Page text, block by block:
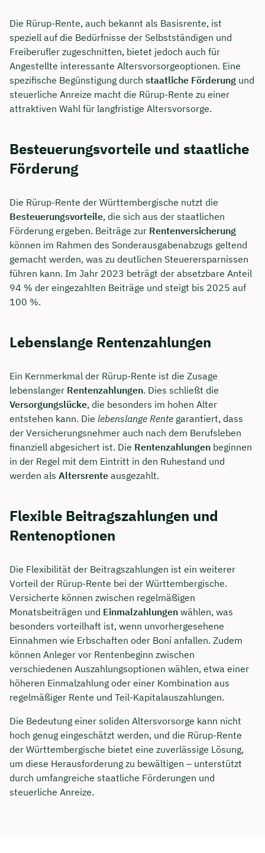
Die Rürup-Rente, auch bekannt als Basisrente, ist
speziell auf die Bedürfnisse der Selbstständigen und
Freiberufler zugeschnitten, bietet jedoch auch für
Angestellte interessante Altersvorsorgeoptionen. Eine
spezifische Begünstigung durch staatliche Förderung und
steuerliche Anreize macht die Rürup-Rente zu einer
attraktiven Wahl für langfristige Altersvorsorge.
Besteuerungsvorteile und staatliche
Förderung
Die Rürup-Rente der Württembergische nutzt die
Besteuerungsvorteile, die sich aus der staatlichen
Förderung ergeben. Beiträge zur Rentenversicherung
können im Rahmen des Sonderausgabenabzugs geltend
gemacht werden, was zu deutlichen Steuerersparnissen
führen kann. Im Jahr 2023 beträgt der absetzbare Anteil
94 % der eingezahlten Beiträge und steigt bis 2025 auf
100 %.
Lebenslange Rentenzahlungen
Ein Kernmerkmal der Rürup-Rente ist die Zusage
lebenslanger Rentenzahlungen. Dies schließt die
Versorgungslücke, die besonders im hohen Alter
entstehen kann. Die lebenslange Rente garantiert, dass
der Versicherungsnehmer auch nach dem Berufsleben
finanziell abgesichert ist. Die Rentenzahlungen beginnen
in der Regel mit dem Eintritt in den Ruhestand und
werden als Altersrente ausgezahlt.
Flexible Beitragszahlungen und
Rentenoptionen
Die Flexibilität der Beitragszahlungen ist ein weiterer
Vorteil der Rürup-Rente bei der Württembergische.
Versicherte können zwischen regelmäßigen
Monatsbeiträgen und Einmalzahlungen wählen, was
besonders vorteilhaft ist, wenn unvorhergesehene
Einnahmen wie Erbschaften oder Boni anfallen. Zudem
können Anleger vor Rentenbeginn zwischen
verschiedenen Auszahlungsoptionen wählen, etwa einer
höheren Einmalzahlung oder einer Kombination aus
regelmäßiger Rente und Teil-Kapitalauszahlungen.
Die Bedeutung einer soliden Altersvorsorge kann nicht
hoch genug eingeschätzt werden, und die Rürup-Rente
der Württembergische bietet eine zuverlässige Lösung,
um diese Herausforderung zu bewältigen – unterstützt
durch umfangreiche staatliche Förderungen und
steuerliche Anreize.